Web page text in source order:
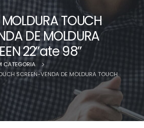
TOUCH
DE MOLDURA
22”ate 98”
CATEGORIA
SCREEN-VENDA DE MOLDURA TOUCH